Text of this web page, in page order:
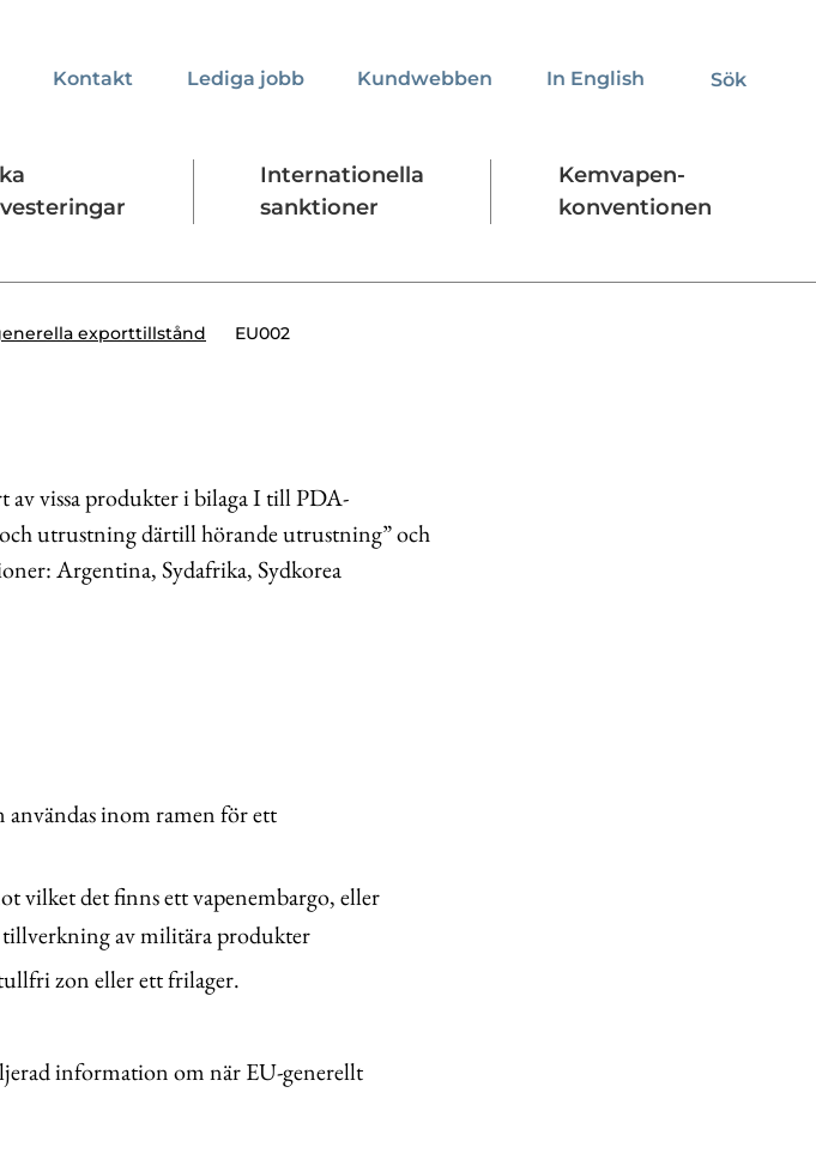
Forskningssäkerhet Regelverk
Kontakt Lediga jobb Kundwebben In English Sök
Internationella
sanktioner
Kemvapen-
konventionen
exporttillstånd EU002
vissa produkter i bilaga I till PDA-
utrustning därtill hörande utrustning” och
Argentina, Sydafrika, Sydkorea
inom ramen för ett
vilket det finns ett vapenembargo, eller
av militära produkter
zon eller ett frilager.
information om när EU-generellt